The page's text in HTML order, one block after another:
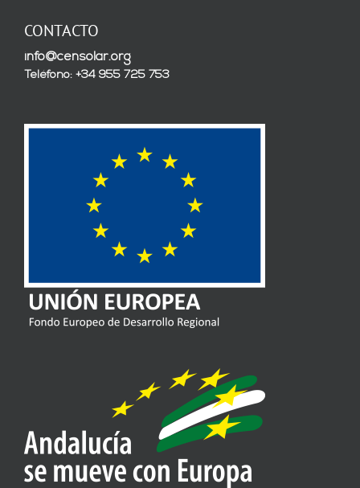
CONTACTO
info@censolar.org
Teléfono: +34 955 725 753